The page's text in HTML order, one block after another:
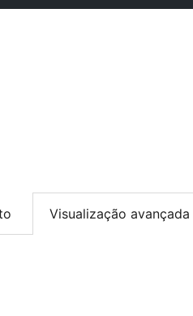
Visualização avançada